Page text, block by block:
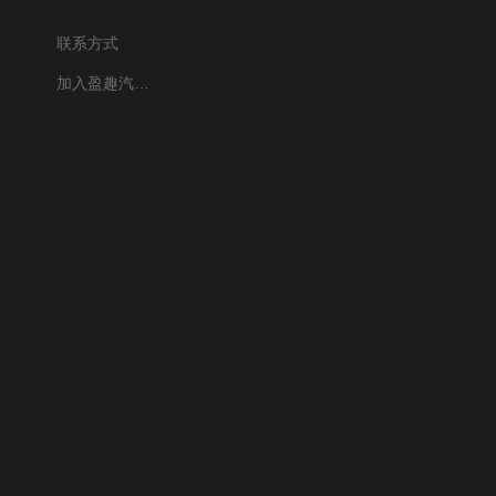
联系方式
加入盈趣汽车电子